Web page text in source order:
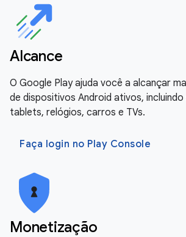
Alcance
O Google Play ajuda você a alcançar
de dispositivos Android ativos,
tablets, relógios, carros e TVs.
Faça login no Play Console
Monetização